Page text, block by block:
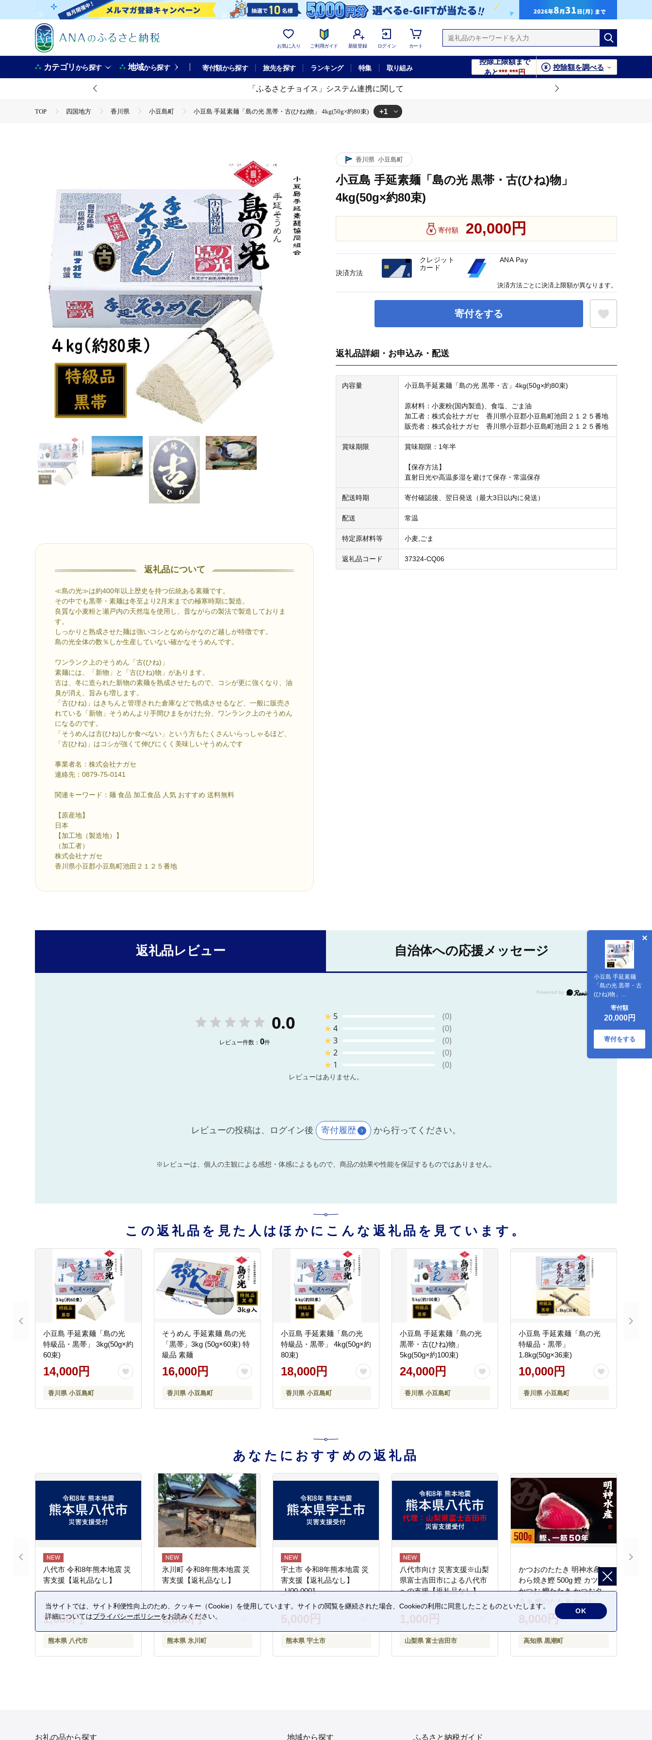
お気に入り ご利用ガイド 新規登録 ログイン カート
カテゴリから探す 地域から探す 寄付額から探す 旅先を探す ランキング 特集 取り組み
控除上限額まで
あと***,***円
控除額を調べる
「ふるさとチョイス」システム連携に関して
TOP 四国地方 香川県 小豆島町 小豆島 手延素麺「島の光 黒帯・古(ひね)物」 4kg(50g×約80束) +1
返礼品について
≪島の光≫は約400年以上歴史を持つ伝統ある素麺です。
その中でも黒帯・素麺は冬至より2月末までの極寒時期に製造。
良質な小麦粉と瀬戸内の天然塩を使用し、昔ながらの製法で製造しておりま
す。
しっかりと熟成させた麺は強いコシとなめらかなのど越しが特徴です。
島の光全体の数％しか生産していない確かなそうめんです。
ワンランク上のそうめん「古(ひね)」
素麺には、「新物」と「古(ひね)物」があります。
古は、冬に造られた新物の素麺を熟成させたもので、コシが更に強くなり、油
臭が消え、旨みも増します。
「古(ひね)」はきちんと管理された倉庫などで熟成させるなど、一般に販売さ
れている「新物」そうめんより手間ひまをかけた分、ワンランク上のそうめん
になるのです。
「そうめんは古(ひね)しか食べない」という方もたくさんいらっしゃるほど、
「古(ひね)」はコシが強くて伸びにくく美味しいそうめんです
事業者名：株式会社ナガセ
連絡先：0879-75-0141
関連キーワード：麺 食品 加工食品 人気 おすすめ 送料無料
【原産地】
日本
【加工地（製造地）】
（加工者）
株式会社ナガセ
香川県小豆郡小豆島町池田２１２５番地
香川県 小豆島町
小豆島 手延素麺「島の光 黒帯・古(ひね)物」
4kg(50g×約80束)
寄付額 20,000円
寄付をする
小豆島 手延素麺
「島の光 黒帯・古
(ひね)物」
4kg(50g×約80束)
寄付額
20,000円
寄付をする
返礼品詳細・お申込み・配送
内容量 小豆島手延素麺「島の光 黒帯・古」4kg(50g×約80束)
原材料：小麦粉(国内製造)、食塩、ごま油
加工者：株式会社ナガセ 香川県小豆郡小豆島町池田２１２５番地
販売者：株式会社ナガセ 香川県小豆郡小豆島町池田２１２５番地
賞味期限 賞味期限：1年半
【保存方法】
直射日光や高温多湿を避けて保存・常温保存
配送時期 寄付確認後、翌日発送（最大3日以内に発送）
配送 常温
特定原材料等 小麦,ごま
返礼品コード 37324-CQ06
決済方法
クレジット
カード
ANA Pay
決済方法ごとに決済上限額が異なります。
返礼品レビュー 自治体への応援メッセージ
0.0
レビュー件数： 0件
★ 5
(0)
★4
(0)
★3
(0)
★2
(0)
★ 1 (0)
レビューはありません。
レビューの投稿は、ログイン後 寄付履歴 から行ってください。
※レビューは、個人の主観による感想・体感によるもので、商品の効果や性能を保証するものではありません。
この返礼品を見た人はほかにこんな返礼品を見ています。
小豆島 手延素麺「島の光
特級品・黒帯」 3kg(50g×約
60束)
14,000円
香川県 小豆島町
そうめん 手延素麺 島の光
「黒帯」3kg (50g×60束) 特
級品 素麺
16,000円
香川県 小豆島町
小豆島 手延素麺「島の光
特級品・黒帯」 4kg(50g×約
80束)
18,000円
香川県 小豆島町
小豆島 手延素麺「島の光
黒帯・古(ひね)物」
5kg(50g×約100束)
24,000円
香川県 小豆島町
小豆島 手延素麺「島の光
特級品・黒帯」
1.8kg(50g×36束)
10,000円
香川県 小豆島町
あなたにおすすめの返礼品
八代市 令和8年熊本地震 災
害支援【返礼品なし】
1,000円
熊本県 八代市
氷川町 令和8年熊本地震 災
害支援【返礼品なし】
5,000円
熊本県 氷川町
宇土市 令和8年熊本地震 災
害支援【返礼品なし】
_U00-0001
5,000円
熊本県 宇土市
八代市向け 災害支援※山梨
県富士吉田市による八代市
への支援【返礼品なし】
1,000円
山梨県 富士吉田市
かつおのたたき 明神水産
わら焼き鰹 500g 鰹 カツオ
かつお 鰹たたき かつおタ
タキ 鰹のたたき かつおの
タタキ 藁焼き わら焼き 魚
さかな 海鮮 刺身 お刺身 冷
凍 ご家庭用 グルメ 特産品
ご当地 本場 高知 黒潮町 ギ
フト 贈答品 人気 返礼品 ふ
8,000円
高知県 黒潮町
お礼の品から探す 地域から探す ふるさと納税ガイド
当サイトでは、サイト利便性向上のため、クッキー（Cookie）を使用しています。サイトの閲覧を継続された場合、Cookieの利用に同意したことものといたします。
詳細についてはプライバシーポリシーをお読みください。
OK